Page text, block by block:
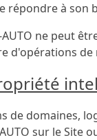
répondre à son
AUTO ne peut
d'opérations de
de domaines,
sur le Site